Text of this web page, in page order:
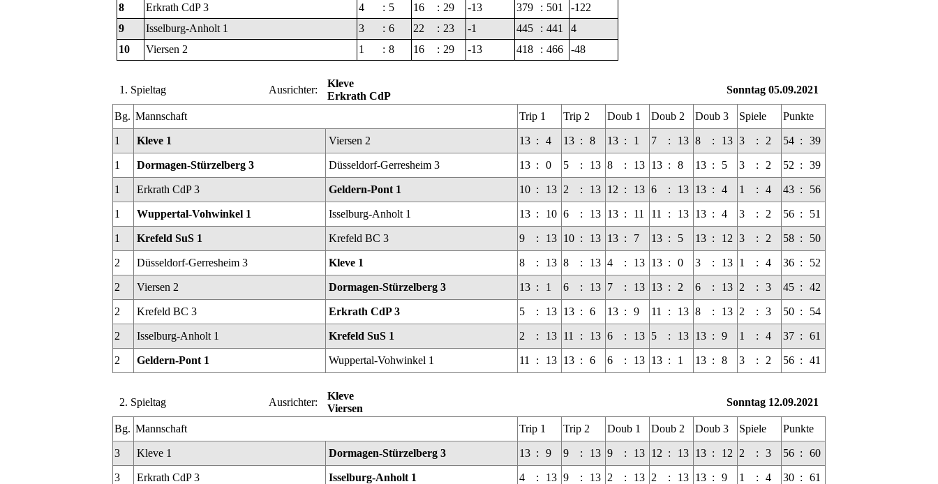
8
Erkrath CdP 3 4 : 5 16 : 29 -13 379 : 501
-122
9
Isselburg-Anholt 1 3 : 6 22 : 23 -1 445 : 441
4
10
Viersen 2 1 : 8 16 : 29 -13 418 : 466 -48
1. Spieltag Ausrichter:
Kleve
Erkrath CdP
Sonntag 05.09.2021
Bg. Mannschaft Trip 1 Trip 2 Doub 1 Doub 2 Doub 3 Spiele Punkte
1 Kleve 1 Viersen 2 13 : 4 13 : 8 13 : 1 7 : 13 8 : 13 3 : 2 54 : 39
1 Dormagen-Stürzelberg 3 Düsseldorf-Gerresheim 3 13 : 0 5 : 13 8 : 13 13 : 8 13 : 5 3 : 2 52 : 39
1 Erkrath CdP 3 Geldern-Pont 1 10 : 13 2 : 13 12 : 13 6 : 13 13 : 4 1 : 4 43 : 56
1 Wuppertal-Vohwinkel 1 Isselburg-Anholt 1 13 : 10 6 : 13 13 : 11 11 : 13 13 : 4 3 : 2 56 : 51
1 Krefeld SuS 1 Krefeld BC 3 9 : 13 10 : 13 13 : 7 13 : 5 13 : 12 3 : 2 58 : 50
2 Düsseldorf-Gerresheim 3 Kleve 1 8 : 13 8 : 13 4 : 13 13 : 0 3 : 13 1 : 4 36 : 52
2 Viersen 2 Dormagen-Stürzelberg 3 13 : 1 6 : 13 7 : 13 13 : 2 6 : 13 2 : 3 45 : 42
2 Krefeld BC 3 Erkrath CdP 3 5 : 13 13 : 6 13 : 9 11 : 13 8 : 13 2 : 3 50 : 54
2 Isselburg-Anholt 1 Krefeld SuS 1 2 : 13 11 : 13 6 : 13 5 : 13 13 : 9 1 : 4 37 : 61
2 Geldern-Pont 1 Wuppertal-Vohwinkel 1 11 : 13 13 : 6 6 : 13 13 : 1 13 : 8 3 : 2 56 : 41
2. Spieltag Ausrichter:
Kleve
Viersen
Sonntag 12.09.2021
Bg. Mannschaft Trip 1 Trip 2 Doub 1 Doub 2 Doub 3 Spiele Punkte
3 Kleve 1 Dormagen-Stürzelberg 3 13 : 9 9 : 13 9 : 13 12 : 13 13 : 12 2 : 3 56 : 60
3 Erkrath CdP 3 Isselburg-Anholt 1 4 : 13 9 : 13 2 : 13 2 : 13 13 : 9 1 : 4 30 : 61